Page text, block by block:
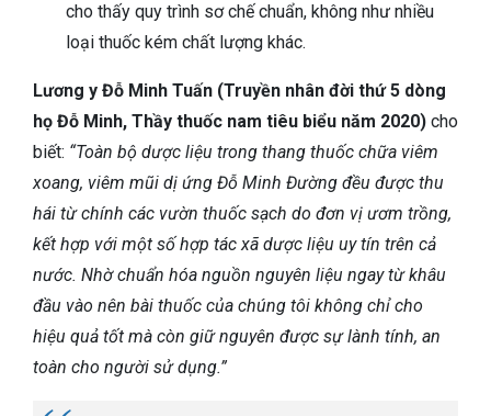
cho thấy quy trình sơ chế chuẩn, không như nhiều
loại thuốc kém chất lượng khác.
Lương y Đỗ Minh Tuấn (Truyền nhân đời thứ 5 dòng
họ Đỗ Minh, Thầy thuốc nam tiêu biểu năm 2020) cho
biết: “Toàn bộ dược liệu trong thang thuốc chữa viêm
xoang, viêm mũi dị ứng Đỗ Minh Đường đều được thu
hái từ chính các vườn thuốc sạch do đơn vị ươm trồng,
kết hợp với một số hợp tác xã dược liệu uy tín trên cả
nước. Nhờ chuẩn hóa nguồn nguyên liệu ngay từ khâu
đầu vào nên bài thuốc của chúng tôi không chỉ cho
hiệu quả tốt mà còn giữ nguyên được sự lành tính, an
toàn cho người sử dụng.”